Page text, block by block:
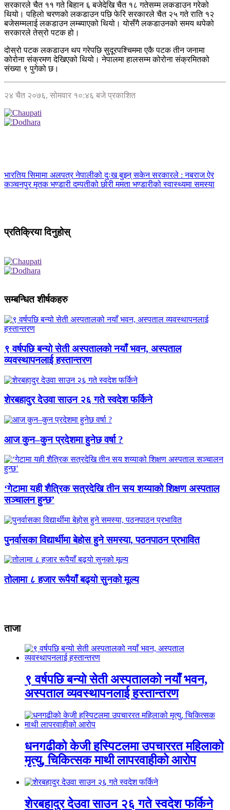
सरकारले चैत ११ गते बिहान ६ बजेदेखि चैत १८ गतेसम्म लकडाउन गरेको
थियो। पहिलो चरणको लकडाउन पछि फेरि सरकारले चैत २५ गते राति १२
बजेसम्मलाई लकडाउन लम्ब्याएको थियो। योसँगै लकडाउनको समय थपेको
सरकारले तेस्रो पटक हो।
दोस्रो पटक लकडाउन थप गरेपछि सुदूरपश्‍चिममा एकै पटक तीन जनामा
कोरोना संक्रमण देखिएको थियो। नेपालमा हालसम्म कोरोना संक्रमितको
संख्या ९ पुगेको छ।
२४ चैत २०७६, सोमवार १०:४६ बजे प्रकाशित
भारतिय सिमामा अलपत्र नेपालीको दुःख बुझ्न् सकेन सरकारले : नबराज ऐर
कञ्चनपुर मृतक भण्डारी दम्पतीको छोरी ममता भण्डारीको स्वास्थ्यमा समस्या
प्रतिक्रिया दिनुहोस्
सम्बन्धित शीर्षकहरु
९ वर्षपछि बन्यो सेती अस्पतालको नयाँ भवन, अस्पताल
व्यवस्थापनलाई हस्तान्तरण
शेरबहादुर देउवा साउन २६ गते स्वदेश फर्किने
आज कुन–कुन प्रदेशमा हुनेछ वर्षा ?
‘गेटामा यही शैत्रिक सत्रदेखि तीन सय शय्याको शिक्षण अस्पताल
सञ्चालन हुन्छ’
पुनर्वासका विद्यार्थीमा बेहोस हुने समस्या, पठनपाठन प्रभावित
तोलामा ८ हजार रूपैयाँ बढ्यो सुनको मूल्य
ताजा
९ वर्षपछि बन्यो सेती अस्पतालको नयाँ भवन,
अस्पताल व्यवस्थापनलाई हस्तान्तरण
धनगढीको केजी हस्पिटलमा उपचाररत महिलाको
मृत्यु, चिकित्सक माथी लापरवाहीको आरोप
शेरबहादुर देउवा साउन २६ गते स्वदेश फर्किने